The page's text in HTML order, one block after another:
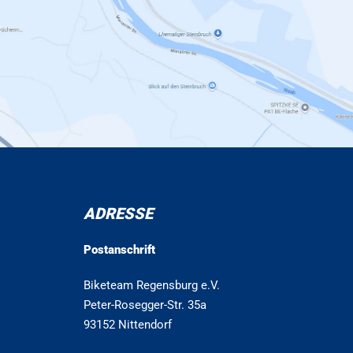
ADRESSE
Postanschrift
Biketeam Regensburg e.V.
Peter-Rosegger-Str. 35a
93152 Nittendorf